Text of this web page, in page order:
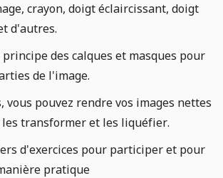
crayon, doigt éclaircissant, doigt
d'autres.
des calques et masques pour
de l'image.
vous pouvez rendre vos images nettes
transformer et les liquéfier.
d'exercices pour participer et pour
pratique